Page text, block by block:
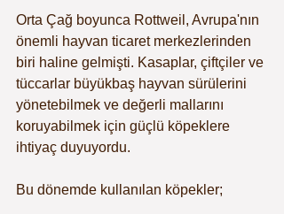
Orta Çağ boyunca Rottweil, Avrupa'nın
önemli hayvan ticaret merkezlerinden
biri haline gelmişti. Kasaplar, çiftçiler ve
tüccarlar büyükbaş hayvan sürülerini
yönetebilmek ve değerli mallarını
koruyabilmek için güçlü köpeklere
ihtiyaç duyuyordu.
Bu dönemde kullanılan köpekler;